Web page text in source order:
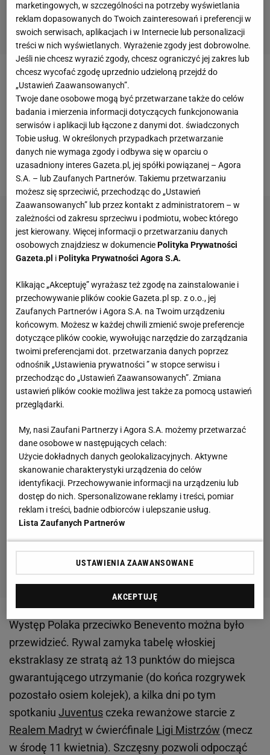
O swojej decyzji trener poinformował w
konferencji prasowej. Będzie to piętnasty mecz
Polaka w Serie A w tym sezonie. LiczbySzczęsnego
są do tej pory imponujące - w 14 występach puścił
zaledwie 6 bramek, zachowując czyste konto w 10
spotkaniach.
Występ Polaka przeciwko Benevento można było
przewidzieć. Rywal zamyka tabelę włoskiej
ekstraklasy ze stratą aż 13 punktów do miejsca
gwarantującego utrzymanie (do końca rozgrywek
pozostało osiem kolejek), a kilka dni po tym
spotkaniu Juventus czeka rewanżowe starcie z
Realem Madrytw ćwierćfinale Ligi Mistrzów (mecz
w środę 11 kwietnia). Szczęsny pozwoli odpocząć
marketingowych, w szczególności na potrzeby wyświetlania
reklam dopasowanych do Twoich zainteresowań i preferencji w
swoich serwisach, aplikacjach i w Internecie lub personalizacji
treści w nich wyświetlanych. Wyrażenie zgody jest dobrowolne.
Jeśli nie chcesz wyrazić zgody, chcesz ograniczyć jej zakres lub
chcesz wycofać zgodę uprzednio udzieloną przejdź do
„Ustawień Zaawansowanych”.
Twoje dane osobowe mogą być przetwarzane także do celów
badania i mierzenia informacji dotyczących funkcjonowania
serwisów i aplikacji lub łączone z danymi dot. świadczonych
Tobie usług. W określonych przypadkach przetwarzanie
danych nie wymaga zgody i odbywa się w oparciu o
uzasadniony interes Gazeta.pl, jej spółki powiązanej – Agora
S.A. – lub Zaufanych Partnerów. Takiemu przetwarzaniu
możesz się sprzeciwić, przechodząc do „Ustawień
Zaawansowanych” lub przez kontakt z administratorem – w
zależności od zakresu sprzeciwu i podmiotu, wobec którego
jest kierowany. Więcej informacji o przetwarzaniu danych
osobowych znajdziesz w dokumenciePolityka Prywatności
Gazeta.pl iPolityka Prywatności Agora S.A.
Klikając „Akceptuję” wyrażasz też zgodę na zainstalowanie i
przechowywanie plików cookie Gazeta.pl sp. z o.o., jej
Zaufanych Partnerów i Agora S.A. na Twoim urządzeniu
końcowym. Możesz w każdej chwili zmienić swoje preferencje
dotyczące plików cookie, wywołując narzędzie do zarządzania
twoimi preferencjami dot. przetwarzania danych poprzez
odnośnik „Ustawienia prywatności ” w stopce serwisu i
przechodząc do „Ustawień Zaawansowanych”. Zmiana
ustawień plików cookie możliwa jest także za pomocą ustawień
przeglądarki.
My, nasi Zaufani Partnerzy i Agora S.A. możemy przetwarzać
dane osobowe w następujących celach:
Użycie dokładnych danych geolokalizacyjnych. Aktywne
skanowanie charakterystyki urządzenia do celów
identyfikacji. Przechowywanie informacji na urządzeniu lub
dostęp do nich. Spersonalizowane reklamy i treści, pomiar
reklam i treści, badnie odbiorców i ulepszanie usług.
Lista Zaufanych Partnerów
USTAWIENIA ZAAWANSOWANE
AKCEPTUJĘ